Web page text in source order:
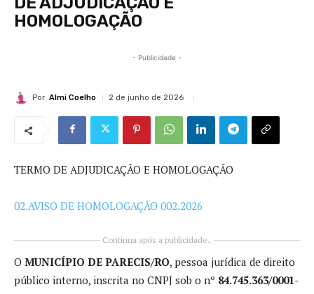
HOMOLOGAÇÃO
- Publicidade -
Por Almi Coelho 2 de junho de 2026
TERMO DE ADJUDICAÇÃO E HOMOLOGAÇÃO
02.AVISO DE HOMOLOGAÇÃO 002.2026
Continua após a publicidade..
O MUNICÍPIO DE PARECIS/RO, pessoa jurídica de direito
público interno, inscrita no CNPJ sob o nº 84.745.363/0001-